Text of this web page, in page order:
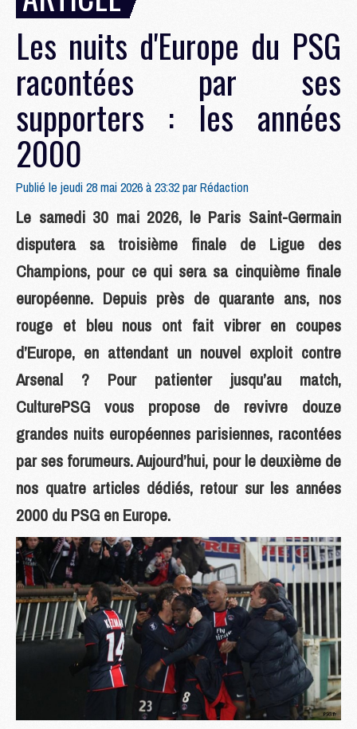
Les nuits d'Europe du PSG
racontées par ses
supporters : les années
2000
Publié le jeudi 28 mai 2026 à 23:32 parRédaction
Le samedi 30 mai 2026, le Paris Saint-Germain
disputera sa troisième finale de Ligue des
Champions, pour ce qui sera sa cinquième finale
européenne. Depuis près de quarante ans, nos
rouge et bleu nous ont fait vibrer en coupes
d’Europe, en attendant un nouvel exploit contre
Arsenal ? Pour patienter jusqu’au match,
CulturePSG vous propose de revivre douze
grandes nuits européennes parisiennes, racontées
par ses forumeurs. Aujourd’hui, pour le deuxième de
nos quatre articles dédiés, retour sur les années
2000 du PSG en Europe.